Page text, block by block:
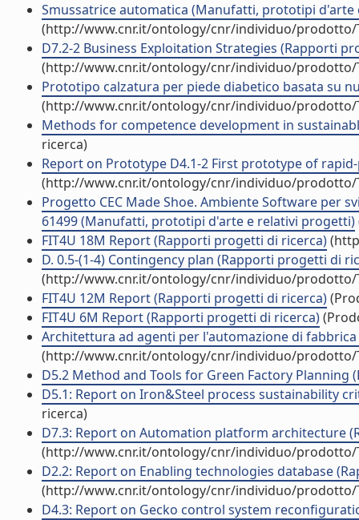
Smussatrice automatica (Manufatti, prototipi
(http://www.cnr.it/ontology/cnr/individuo/prodotto/
D7.2-2 Business Exploitation Strategies (Rapporti
(http://www.cnr.it/ontology/cnr/individuo/prodotto/
Prototipo calzatura per piede diabetico basata su
(http://www.cnr.it/ontology/cnr/individuo/prodotto/
Methods for competence development in
ricerca)
Report on Prototype D4.1-2 First prototype of
(http://www.cnr.it/ontology/cnr/individuo/prodotto/
Progetto CEC Made Shoe. Ambiente Software per
61499 (Manufatti, prototipi d'arte e relativi progetti)
FIT4U 18M Report (Rapporti progetti di ricerca)
D. 0.5-(1-4) Contingency plan (Rapporti progetti di
(http://www.cnr.it/ontology/cnr/individuo/prodotto/
FIT4U 12M Report (Rapporti progetti di ricerca)
FIT4U 6M Report (Rapporti progetti di ricerca)
Architettura ad agenti per l'automazione di
(http://www.cnr.it/ontology/cnr/individuo/prodotto/
D5.2 Method and Tools for Green Factory
D5.1: Report on Iron&Steel process sustainability
ricerca)
D7.3: Report on Automation platform architecture
(http://www.cnr.it/ontology/cnr/individuo/prodotto/
D2.2: Report on Enabling technologies database
(http://www.cnr.it/ontology/cnr/individuo/prodotto/
D4.3: Report on Gecko control system